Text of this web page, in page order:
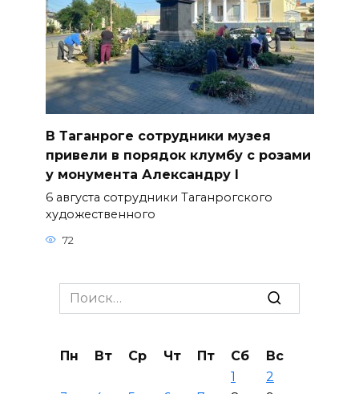
В Таганроге сотрудники музея
привели в порядок клумбу с розами
у монумента Александру I
6 августа сотрудники Таганрогского
художественного
72
Search
for:
Пн Вт Ср Чт Пт Сб
Вс
1
2